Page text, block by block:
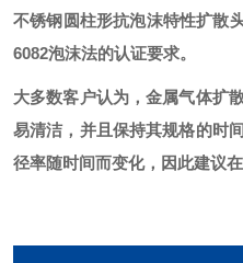
不锈钢 圆柱形抗泡沫特性扩散
6082泡沫法的认证要求。
大多数客户认为 ，金属气体扩
易清洁，并且保持其规格的时
径率随时间而变化，因此建议